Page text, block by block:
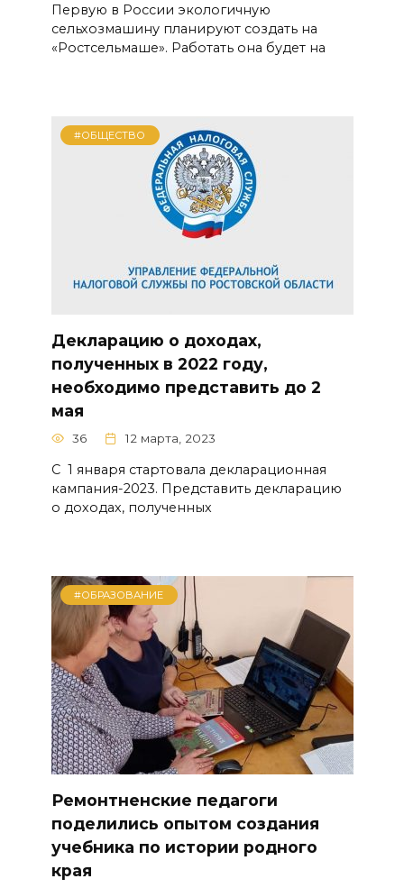
Первую в России экологичную
сельхозмашину планируют создать на
«Ростсельмаше». Работать она будет на
#ОБЩЕСТВО
Декларацию о доходах,
полученных в 2022 году,
необходимо представить до 2
мая
36 12 марта, 2023
С 1 января стартовала декларационная
кампания-2023. Представить декларацию
о доходах, полученных
#ОБРАЗОВАНИЕ
Ремонтненские педагоги
поделились опытом создания
учебника по истории родного
края